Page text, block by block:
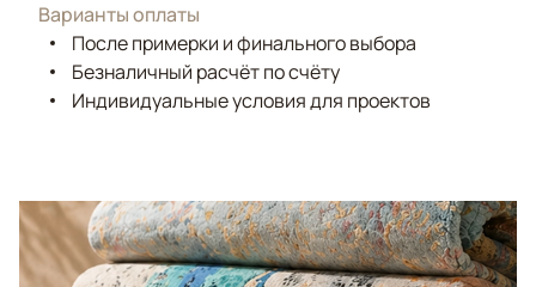
Варианты оплаты
После примерки и финального выбора
Безналичный расчёт по счёту
Индивидуальные условия для проектов